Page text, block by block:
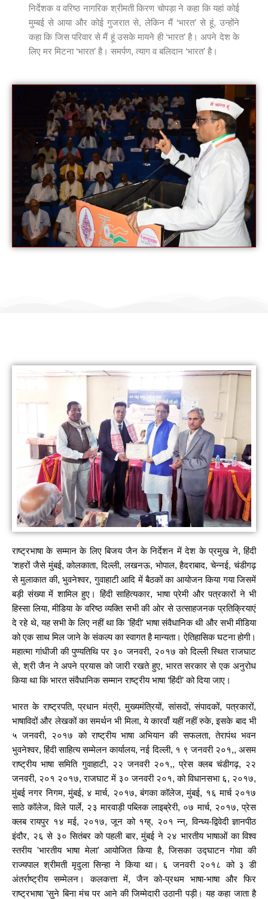
निर्देशक व वरिष्ठ नागरिक श्रीमती किरण चोपड़ा ने कहा कि यहां कोई
मुम्बई से आया और कोई गुजरात से, लेकिन मैं ‘भारत’ से हूं, उन्होंने
कहा कि जिस परिवार से मैं हूं उसके मायने ही ‘भारत’ है। अपने देश के
लिए मर मिटना ‘भारत’ है। समर्पण, त्याग व बलिदान ‘भारत’ है।
राष्ट्रभाषा के सम्मान के लिए बिजय जैन के निर्देशन में देश के प्रमुख ने, हिंदी
’शहरों जैसे मुंबई, कोलकाता, दिल्ली, लखनऊ, भोपाल, हैदराबाद, चेन्नई, चंडीगढ़
से मुलाकात की, भुवनेश्वर, गुवाहाटी आदि में बैठकों का आयोजन किया गया जिसमें
बड़ी संख्या में शामिल हुए। हिंदी साहित्यकार, भाषा प्रेमी और पत्रकारों ने भी
हिस्सा लिया, मीडिया के वरिष्ठ व्यक्ति सभी की ओर से उत्साहजनक प्रतिक्रियाएं
दे रहे थे, यह सभी के लिए नहीं था कि 'हिंदी' भाषा संवैधानिक थी और सभी मीडिया
को एक साथ मिल जाने के संकल्प का स्वागत है मान्यता। ऐतिहासिक घटना होगी।
महात्मा गांधीजी की पुण्यतिथि पर ३० जनवरी, २०१७ को दिल्ली स्थित राजघाट
से, श्री जैन ने अपने प्रयास को जारी रखते हुए, भारत सरकार से एक अनुरोध
किया था कि भारत संवैधानिक सम्मान राष्ट्रीय भाषा ‘हिंदी’ को दिया जाए।
भारत के राष्ट्रपति, प्रधान मंत्री, मुख्यमंत्रियों, सांसदों, संपादकों, पत्रकारों,
भाषाविदों और लेखकों का समर्थन भी मिला, ये कारवाँ यहीं नहीं रुके, इसके बाद भी
५ जनवरी, २०१७ को राष्ट्रीय भाषा अभियान की सफलता, तेरापंथ भवन
भुवनेश्वर, हिंदी साहित्य सम्मेलन कार्यालय, नई दिल्ली, १ ९ जनवरी २०१,, असम
राष्ट्रीय भाषा समिति गुवाहाटी, २२ जनवरी २०१,, प्रेस क्लब चंडीगढ़, २२
जनवरी, २०१ २०१७, राजघाट में ३० जनवरी २०१, को विधानसभा ६, २०१७,
मुंबई नगर निगम, मुंबई, ४ मार्च, २०१७, बंगका कॉलेज, मुंबई, १६ मार्च २०१७
साठे कॉलेज, विले पार्ले, २३ मारवाड़ी पब्लिक लाइब्रेरी, ०७ मार्च, २०१७, प्रेस
क्लब रायपुर १४ मई, २०१७, जून को १ग्ह्, २०१ न्न्, विन्ध्य-द्विवेदी ज्ञानपीठ
इंदौर, २६ से ३० सितंबर को पहली बार, मुंबई ने २४ भारतीय भाषाओं का विश्व
स्तरीय 'भारतीय भाषा मेला' आयोजित किया है, जिसका उद्घाटन गोवा की
राज्यपाल श्रीमती मृदुला सिन्हा ने किया था। ६ जनवरी २०१८ को ३ डी
अंतर्राष्ट्रीय सम्मेलन। कलकत्ता में, जैन को-प्रथम भाषा-भाषा और फिर
राष्ट्रभाषा ’सुने बिना मंच पर आने की जिम्मेदारी उठानी पड़ी। यह कहा जाता है